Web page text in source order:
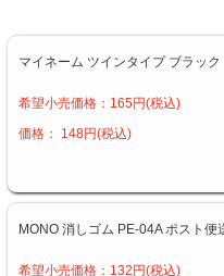
マイネーム ツインタイプ ブラッ
希望小売価格：165円(税込)
価格： 148円(税込)
MONO 消しゴム PE-04A ポスト便
希望小売価格：132円(税込)